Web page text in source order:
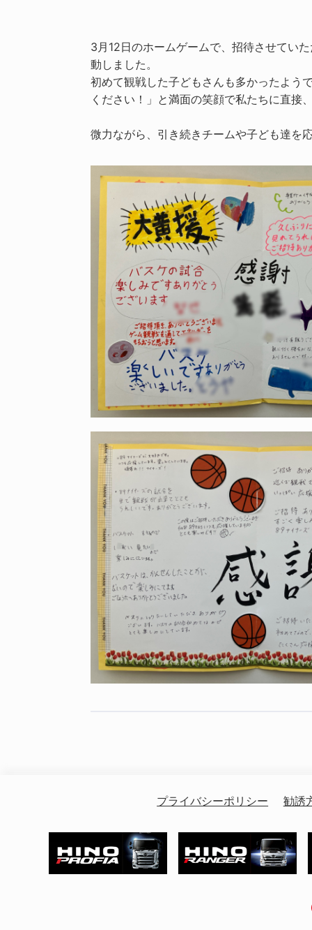
3月12日のホームゲームで、招待させてい
動しました。
初めて観戦した子どもさんも多かったよう
ください！」と満面の笑顔で私たちに直接
微力ながら、引き続きチームや子ども達を
プライバシーポリシー 勧誘